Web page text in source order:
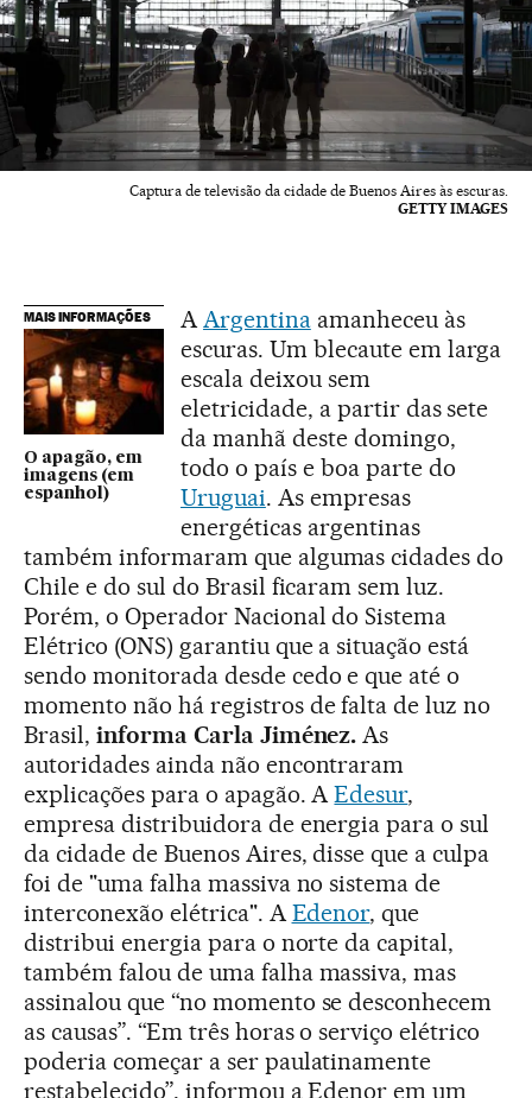
Captura de televisão da cidade de Buenos Aires às escuras.
GETTY IMAGES
MAIS INFORMAÇÕES
O apagão, em
imagens (em
espanhol)
AArgentinaamanheceu às
escuras. Um blecaute em larga
escala deixou sem
eletricidade, a partir das sete
da manhã deste domingo,
todo o país e boa parte do
Uruguai. As empresas
energéticas argentinas
também informaram que algumas cidades do
Chile e do sul do Brasil ficaram sem luz.
Porém, o Operador Nacional do Sistema
Elétrico (ONS) garantiu que a situação está
sendo monitorada desde cedo e que até o
momento não há registros de falta de luz no
Brasil, informa Carla Jiménez. As
autoridades ainda não encontraram
explicações para o apagão. AEdesur,
empresa distribuidora de energia para o sul
da cidade de Buenos Aires, disse que a culpa
foi de "uma falha massiva no sistema de
interconexão elétrica". AEdenor, que
distribui energia para o norte da capital,
também falou de uma falha massiva, mas
assinalou que “no momento se desconhecem
as causas”. “Em três horas o serviço elétrico
poderia começar a ser paulatinamente
restabelecido”, informou a Edenor em um